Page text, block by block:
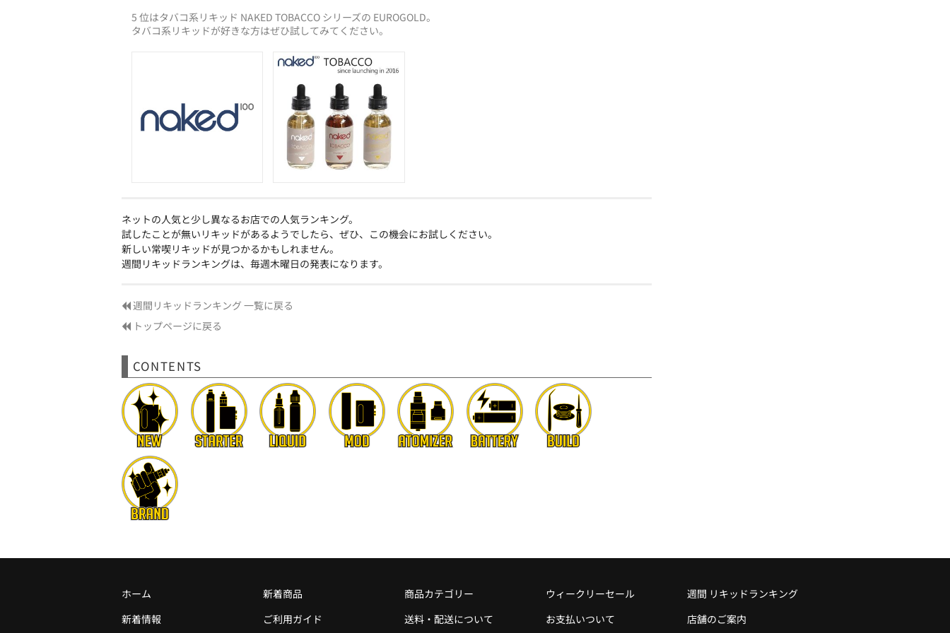
5 位はタバコ系リキッド NAKED TOBACCO シリーズの EUROGOLD。
タバコ系リキッドが好きな方はぜひ試してみてください。
ネットの人気と少し異なるお店での人気ランキング。
試したことが無いリキッドがあるようでしたら、ぜひ、この機会にお試しください。
新しい常喫リキッドが見つかるかもしれません。
週間リキッドランキングは、毎週木曜日の発表になります。
週間リキッドランキング 一覧に戻る
トップページに戻る
CONTENTS
ホーム 新着商品 商品カテゴリー ウィークリーセール
週間 リキッドランキング
新着情報
ご利用ガイド 送料・配送について お支払いついて 店舗のご案内